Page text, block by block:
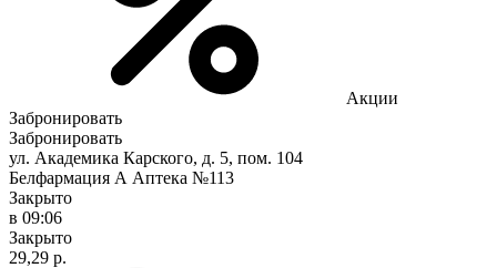
Акции
Забронировать
Забронировать
ул. Академика Карского, д. 5, пом. 104
Белфармация А Аптека №113
Закрыто
в 09:06
Закрыто
29,29 р.